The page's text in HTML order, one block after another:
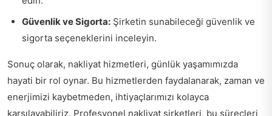
Güvenlik ve Sigorta: Şirketin sunabileceği güvenlik ve
sigorta seçeneklerini inceleyin.
Sonuç olarak, nakliyat hizmetleri, günlük yaşamımızda
hayati bir rol oynar. Bu hizmetlerden faydalanarak, zaman ve
enerjimizi kaybetmeden, ihtiyaçlarımızı kolayca
karşılayabiliriz. Profesyonel nakliyat şirketleri, bu süreçleri